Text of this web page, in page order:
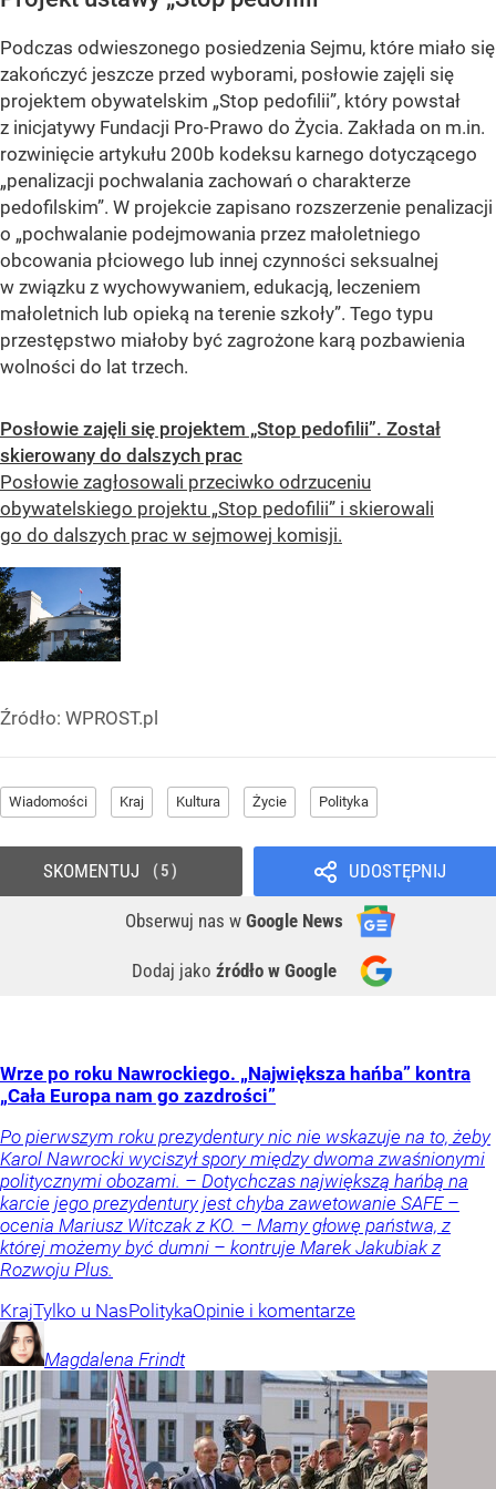
Podczas odwieszonego posiedzenia Sejmu, które miało się
zakończyć jeszcze przed wyborami, posłowie zajęli się
projektem obywatelskim „Stop pedofilii”, który powstał
z inicjatywy Fundacji Pro-Prawo do Życia. Zakłada on m.in.
rozwinięcie artykułu 200b kodeksu karnego dotyczącego
„penalizacji pochwalania zachowań o charakterze
pedofilskim”. W projekcie zapisano rozszerzenie penalizacji
o „pochwalanie podejmowania przez małoletniego
obcowania płciowego lub innej czynności seksualnej
w związku z wychowywaniem, edukacją, leczeniem
małoletnich lub opieką na terenie szkoły”. Tego typu
przestępstwo miałoby być zagrożone karą pozbawienia
wolności do lat trzech.
Posłowie zajęli się projektem „Stop pedofilii”. Został
skierowany do dalszych prac
Posłowie zagłosowali przeciwko odrzuceniu
obywatelskiego projektu „Stop pedofilii” i skierowali
go do dalszych prac w sejmowej komisji.
Źródło: WPROST.pl
Wiadomości Kraj Kultura Życie Polityka
UDOSTĘPNIJ
Obserwuj nas w Google News
Dodaj jako źródło w Google
SKOMENTUJ 5
Wrze po roku Nawrockiego. „Największa hańba” kontra
„Cała Europa nam go zazdrości”
Po pierwszym roku prezydentury nic nie wskazuje na to, żeby
Karol Nawrocki wyciszył spory między dwoma zwaśnionymi
politycznymi obozami. – Dotychczas największą hańbą na
karcie jego prezydentury jest chyba zawetowanie SAFE –
ocenia Mariusz Witczak z KO. – Mamy głowę państwa, z
której możemy być dumni – kontruje Marek Jakubiak z
Rozwoju Plus.
KrajTylko u NasPolitykaOpinie i komentarze
Magdalena Frindt